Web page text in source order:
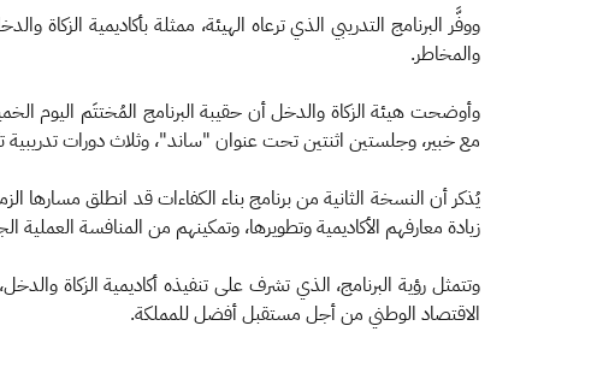
ووفَّر البرنامج التدريبي الذي ترعاه الهيئة، ممثلة بأكاديمية الزكاة
والمخاطر.
وأوضحت هيئة الزكاة والدخل أن حقيبة البرنامج المُختتَم اليوم
مع خبير، وجلستين اثنتين تحت عنوان "ساند"، وثلاث دورات تدريبية
زيادة معارفهم الأكاديمية وتطويرها، وتمكينهم من المنافسة العملية
وتتمثل رؤية البرنامج، الذي تشرف على تنفيذه أكاديمية الزكاة
الاقتصاد الوطني من أجل مستقبل أفضل للمملكة.​